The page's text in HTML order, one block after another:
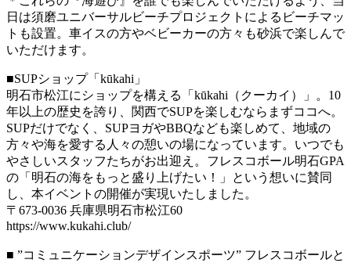
日は須磨ユニバーサルビーチプロジェクトによるビーチマッ
トも設置。車イスの方やベビーカーの方々も砂浜で楽しんで
いただけます。
■SUPショップ「kūkahi」
明石市松江にショップを構える「kūkahi（クーカイ）」。10
年以上の歴史を誇り、関西でSUPを楽しむならまずココへ。
SUPだけでなく、SUPヨガやBBQなども楽しめて、地域の
方々や海を愛する人々の憩いの場になっています。いつでも
やさしいスタッフたちがお出迎え。フレスコボール明石GPA
の「明石の海をもっと盛り上げたい！」という想いに賛同
し、本イベントの開催が実現いたしました。
〒673-0036 兵庫県明石市松江60
https://www.kukahi.club/
■ ”コミュニケーションデザインスポーツ” フレスコボールと